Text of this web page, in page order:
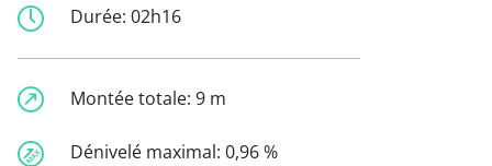
Durée: 02h16
Montée totale: 9 m
Dénivelé maximal: 0,96 %